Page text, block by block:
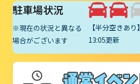
名誉館長あいさつ
お知らせ
サイトポリシー
駐車場状況
※現在の状況と異なる
場合がございます
【半分空きあり】
13:05更新